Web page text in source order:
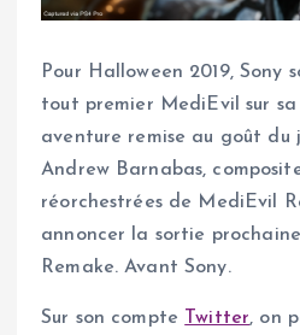
Pour Halloween 2019, Sony
tout premier MediEvil sur sa
aventure remise au goût du
Andrew Barnabas,
réorchestrées de MediEvil
annoncer la sortie
Remake. Avant Sony.
Sur son compte Twitter, on